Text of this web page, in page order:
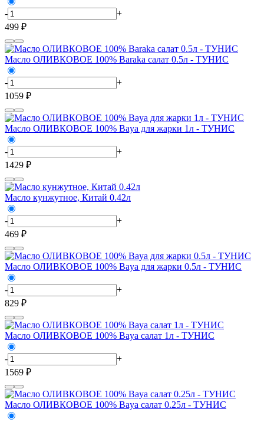
-
+
499 ₽
Масло ОЛИВКОВОЕ 100% Baraka салат 0.5л - ТУНИС
-
+
1059 ₽
Масло ОЛИВКОВОЕ 100% Baya для жарки 1л - ТУНИС
-
+
1429 ₽
Масло кунжутное, Китай 0.42л
-
+
469 ₽
Масло ОЛИВКОВОЕ 100% Baya для жарки 0.5л - ТУНИС
-
+
829 ₽
Масло ОЛИВКОВОЕ 100% Baya салат 1л - ТУНИС
-
+
1569 ₽
Масло ОЛИВКОВОЕ 100% Baya салат 0.25л - ТУНИС